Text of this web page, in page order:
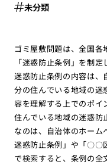
未分類
ゴミ屋敷問題は、全国
「迷惑防止条例」を制
迷惑防止条例の内容は、
分の住んでいる地域の迷
容を理解する上でのポイ
住んでいる地域の迷惑防
なのは、自治体のホー
迷惑防止条例」や「〇
で検索すると、条例の全